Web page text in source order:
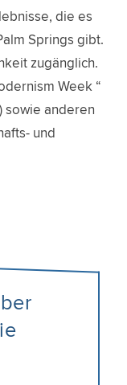
die es
Springs gibt.
zugänglich.
Week “
sowie anderen
und